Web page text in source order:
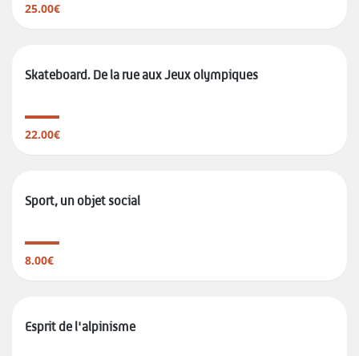
25.00€
Skateboard. De la rue aux Jeux olympiques
22.00€
Sport, un objet social
8.00€
Esprit de l'alpinisme